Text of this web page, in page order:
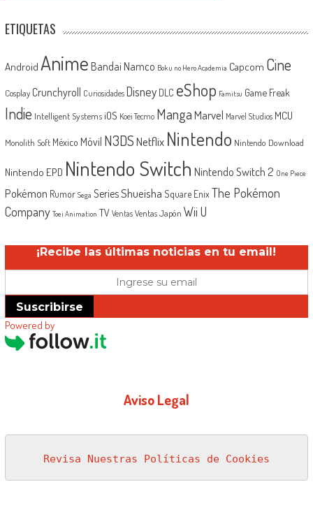
ETIQUETAS
Android Anime Bandai Namco Boku no Hero Academia Capcom Cine
Cosplay Crunchyroll Curiosidades Disney DLC eShop Famitsu Game Freak
Indie Intelligent Systems iOS Koei Tecmo MangaMarvel Marvel Studios MCU
Monolith Soft México Móvil N3DSNetflix Nintendo Nintendo Download
Nintendo EPD Nintendo Switch Nintendo Switch 2 One Piece
Pokémon Rumor Sega SeriesShueisha Square EnixThe Pokémon
Company Toei Animation TV Ventas Ventas Japón Wii U
¡Recibe las últimas noticias en tu email!
Suscribirse
Powered by
Aviso Legal
Revisa Nuestras Políticas de Cookies